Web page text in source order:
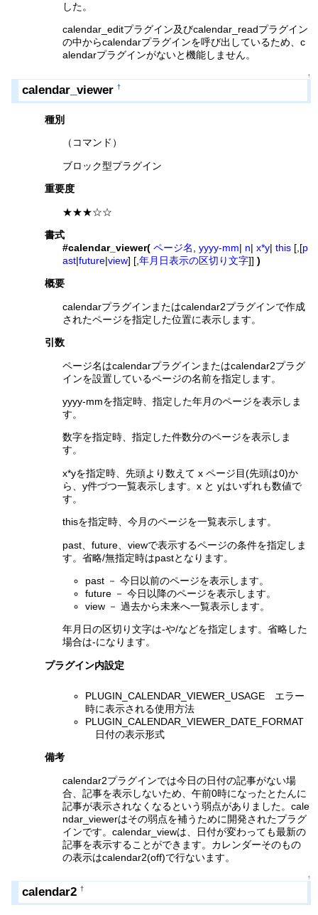
した。
calendar_editプラグイン及びcalendar_readプラグイン
の中からcalendarプラグインを呼び出しているため、c
alendarプラグインがないと機能しません。
↑
calendar_viewer †
種別
（コマンド）
ブロック型プラグイン
重要度
★★★☆☆
書式
#calendar_viewer( ページ名 ,yyyy-mm| n|x*y|this [,[p
ast|future|view] [,年月日表示の区切り文字]])
概要
calendarプラグインまたはcalendar2プラグインで作成
されたページを指定した位置に表示します。
引数
ページ名はcalendarプラグインまたはcalendar2プラグ
インを設置しているページの名前を指定します。
yyyy-mmを指定時、指定した年月のページを表示しま
す。
数字を指定時、指定した件数分のページを表示しま
す。
x*yを指定時、先頭より数えて x ページ目(先頭は0)か
ら、y件づつ一覧表示します。x と yはいずれも数値で
す。
thisを指定時、今月のページを一覧表示します。
past、future、viewで表示するページの条件を指定しま
す。省略/無指定時はpastとなります。
past － 今日以前のページを表示します。
future － 今日以降のページを表示します。
view － 過去から未来へ一覧表示します。
年月日の区切り文字は-や/などを指定します。省略した
場合は-になります。
プラグイン内設定
PLUGIN_CALENDAR_VIEWER_USAGE エラー
時に表示される使用方法
PLUGIN_CALENDAR_VIEWER_DATE_FORMAT
日付の表示形式
備考
calendar2プラグインでは今日の日付の記事がない場
合、記事を表示しないため、午前0時になったとたんに
記事が表示されなくなるという弱点がありました。cale
ndar_viewerはその弱点を補うために開発されたプラグ
インです。calendar_viewは、日付が変わっても最新の
記事を表示することができます。カレンダーそのもの
の表示はcalendar2(off)で行ないます。
↑
calendar2 †